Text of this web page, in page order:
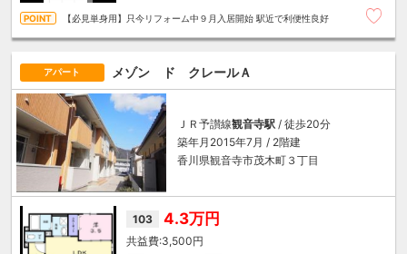
【必見単身用】只今リフォーム中９月入居開始 駅近で利便性良好
アパート メゾン ド クレールＡ
ＪＲ予讃線観音寺駅 / 徒歩20分
築年月2015年7月 / 2階建
香川県観音寺市茂木町３丁目
103 4.3万円
3,500円